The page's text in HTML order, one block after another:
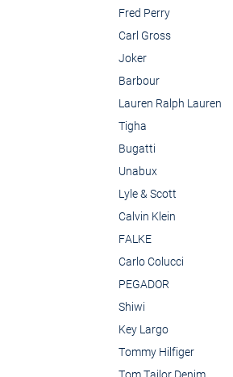
Fred Perry
Carl Gross
Joker
Barbour
Lauren Ralph Lauren
Tigha
Bugatti
Unabux
Lyle & Scott
Calvin Klein
FALKE
Carlo Colucci
PEGADOR
Shiwi
Key Largo
Tommy Hilfiger
Tom Tailor Denim